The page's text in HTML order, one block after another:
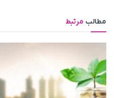
مطالب مرتبط